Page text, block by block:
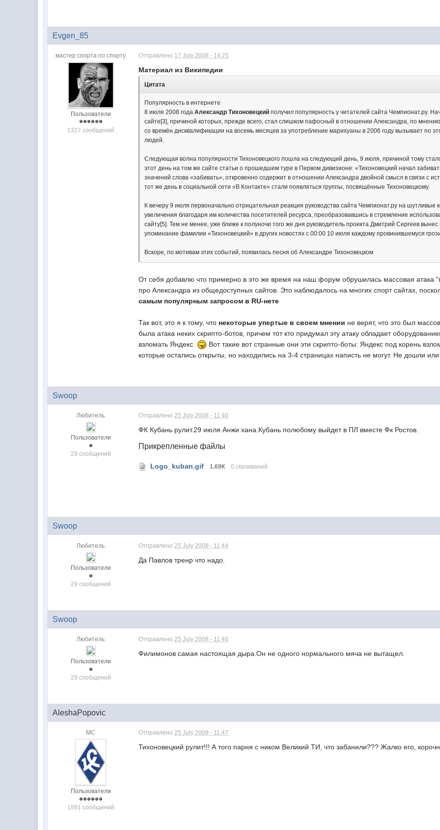
Evgen_85
мастер спорта по спорту
Пользователи
1327 сообщений
Отправлено 17 July 2008 - 14:25
Материал из Википедии
Цитата
Популярность в интернете
8 июля 2008 годаАлександр Тихоновецкийполучил популярность у читателей сайта Чемпионат.ру.
сайте[3], причиной которых, прежде всего, стал слишком пафосный в отношении Александра, по мнению
со времён дисквалификации на восемь месяцев за употребление марихуаны в 2006 году вызывает по
людей.
Следующая волна популярности Тихоновецкого пошла на следующий день, 9 июля, причиной тому
этот день на том же сайте статьи о прошедшем туре в Первом дивизионе: «Тихоновецкий начал
значений слова «забивать», откровенно содержит в отношении Александра двойной смысл в связи с
тот же день в социальной сети «В Контакте» стали появляться группы, посвящённые Тихоновецкому.
К вечеру 9 июля первоначально отрицательная реакция руководства сайта Чемпионат.ру на шутливые
увеличения благодаря им количества посетителей ресурса, преобразовавшись в стремление
сайту[5]. Тем не менее, уже ближе к полуночи того же дня руководитель проекта Дмитрий Сергеев
упоминание фамилии «Тихоновецкий» в других новостях с 00:00 10 июля каждому провинившемуся
Вскоре, по мотивам этих событий, появилась песня об Александре Тихоновецком
От себя добавлю что примерно в это же время на наш форум обрушилась массовая атака
про Александра из общедоступных сайтов. Это наблюдалось на многих спорт сайтах,
самым популярным запросом в RU-нете
Так вот, это я к тому, что некоторые упертые в своем мнении не верят, что это был
была атака неких скрипто-ботов, причем тот кто придумал эту атаку обладает
взломать Яндекс.
Вот такие вот странные они эти скрипто-боты: Яндекс под корень
которые остались открыты, но находились на 3-4 страницах написть не могут. Не дошли
Swoop
Любитель
Пользователи
29 сообщений
Отправлено25 July 2008 - 11:40
ФК Кубань рулит.29 июля Анжи хана.Кубань полюбому выйдет в ПЛ вместе Фк Ростов.
Прикрепленные файлы
Logo_kuban.gif 1.69К 0 скачиваний
Swoop
Любитель
Пользователи
29 сообщений
Отправлено25 July 2008 - 11:44
Да Павлов тренр что надо.
Swoop
Любитель
Пользователи
29 сообщений
Отправлено25 July 2008 - 11:46
Филимонов самая настоящая дыра.Он не одного нормального мяча не вытащел.
AleshaPopovic
МС
Пользователи
1891 сообщений
Отправлено25 July 2008 - 11:47
Тихоновецкий рулит!!! А того парня с ником Великий ТИ, что забанили??? Жалко его,